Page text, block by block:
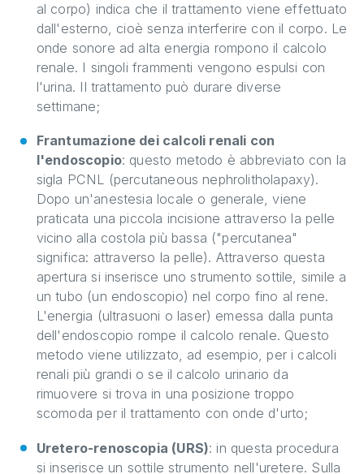
al corpo) indica che il trattamento viene effettuato
dall'esterno, cioè senza interferire con il corpo. Le
onde sonore ad alta energia rompono il calcolo
renale. I singoli frammenti vengono espulsi con
l'urina. Il trattamento può durare diverse
settimane;
Frantumazione dei calcoli renali con
l'endoscopio: questo metodo è abbreviato con la
sigla PCNL (percutaneous nephrolitholapaxy).
Dopo un'anestesia locale o generale, viene
praticata una piccola incisione attraverso la pelle
vicino alla costola più bassa ("percutanea"
significa: attraverso la pelle). Attraverso questa
apertura si inserisce uno strumento sottile, simile a
un tubo (un endoscopio) nel corpo fino al rene.
L'energia (ultrasuoni o laser) emessa dalla punta
dell'endoscopio rompe il calcolo renale. Questo
metodo viene utilizzato, ad esempio, per i calcoli
renali più grandi o se il calcolo urinario da
rimuovere si trova in una posizione troppo
scomoda per il trattamento con onde d'urto;
Uretero-renoscopia (URS): in questa procedura
si inserisce un sottile strumento nell'uretere. Sulla